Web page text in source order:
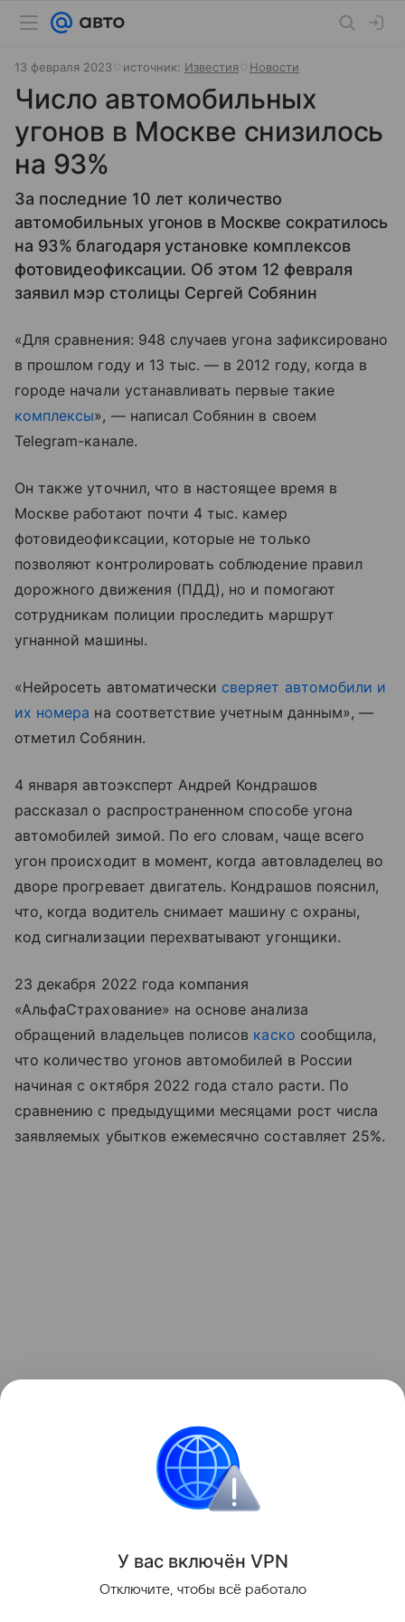
13 февраля 2023 источник: Известия Новости
Число автомобильных
угонов в Москве снизилось
на 93%
За последние 10 лет количество
автомобильных угонов в Москве сократилось
на 93% благодаря установке комплексов
фотовидеофиксации. Об этом 12 февраля
заявил мэр столицы Сергей Собянин
«Для сравнения: 948 случаев угона зафиксировано
в прошлом году и 13 тыс. — в 2012 году, когда в
городе начали устанавливать первые такие
комплексы», — написал Собянин в своем
Telegram-канале.
Он также уточнил, что в настоящее время в
Москве работают почти 4 тыс. камер
фотовидеофиксации, которые не только
позволяют контролировать соблюдение правил
дорожного движения (ПДД), но и помогают
сотрудникам полиции проследить маршрут
угнанной машины.
«Нейросеть автоматически сверяет автомобили и
их номера на соответствие учетным данным», —
отметил Собянин.
4 января автоэксперт Андрей Кондрашов
рассказал о распространенном способе угона
автомобилей зимой. По его словам, чаще всего
угон происходит в момент, когда автовладелец во
дворе прогревает двигатель. Кондрашов пояснил,
что, когда водитель снимает машину с охраны,
код сигнализации перехватывают угонщики.
23 декабря 2022 года компания
«АльфаСтрахование» на основе анализа
обращений владельцев полисов каско сообщила,
что количество угонов автомобилей в России
начиная с октября 2022 года стало расти. По
сравнению с предыдущими месяцами рост числа
заявляемых убытков ежемесячно составляет 25%.
Поделиться
У вас включён VPN
Отключите, чтобы всё работало